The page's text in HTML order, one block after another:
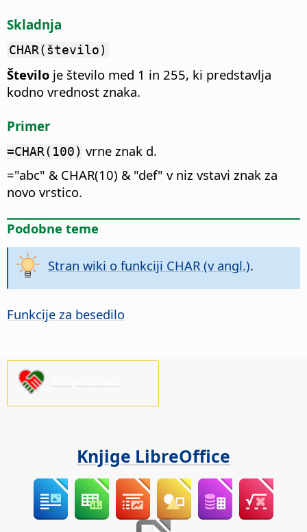
Skladnja
CHAR(število)
Število je število med 1 in 255, ki predstavlja
kodno vrednost znaka.
Primer
=CHAR(100) vrne znak d.
="abc" & CHAR(10) & "def" v niz vstavi znak za
novo vrstico.
Podobne teme
Stran wiki o funkciji CHAR (v angl.).
Funkcije za besedilo
Knjige LibreOffice